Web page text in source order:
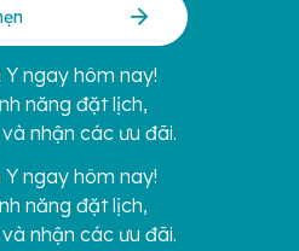
ngay hôm nay!
năng đặt lịch,
nhận các ưu đãi.
ngay hôm nay!
năng đặt lịch,
nhận các ưu đãi.